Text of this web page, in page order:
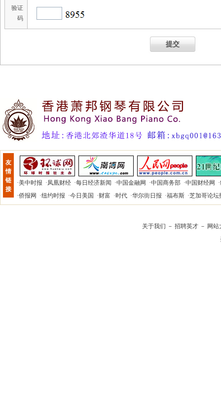
验证
码
提交
友
情
链
接
·美中时报 ·凤凰财经 ·每日经济新闻 ·中国金融网 ·中国商务部 ·中国财经网 ·
·侨报网 ·纽约时报 ·今日美国 ·财富 ·时代 ·华尔街日报 ·福布斯 ·芝加哥论坛
关于我们 － 招聘英才 － 网站